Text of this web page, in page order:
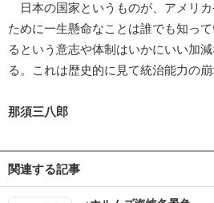
日本の国家というものが、アメリ
ために一生懸命なことは誰でも知っ
るという意志や体制はいかにいい加
る。これは歴史的に見て統治能力の崩
那須三八郎
関連する記事